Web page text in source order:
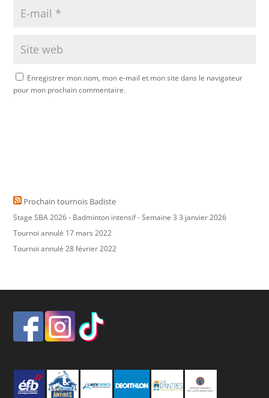
Enregistrer mon nom, mon e-mail et mon site dans le navigateur
pour mon prochain commentaire.
Prochain tournois Badiste
Stage SBA 2026 - Badminton intensif - Semaine 3 3 janvier 2026
Tournoi annulé 17 mars 2022
Tournoi annulé 28 février 2022